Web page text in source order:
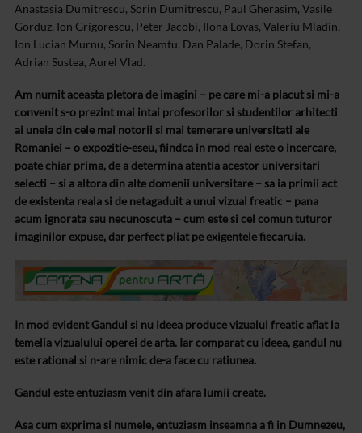
Anastasia Dumitrescu, Sorin Dumitrescu, Paul Gherasim, Vasile
Gorduz, Ion Grigorescu, Peter Jacobi, Ilona Lovas, Valeriu Mladin,
Ion Lucian Murnu, Sorin Neamtu, Dan Palade, Dorin Stefan,
Adrian Sustea, Aurel Vlad.
Am numit aceasta pletora de imagini – pe care mi-a placut si mi-a
convenit s-o prezint mai intai profesorilor si studentilor arhitecti
ai uneia din cele mai notorii si mai temerare universitati ale
Romaniei – o expozitie-eseu, fiindca in mod real este o incercare,
poate chiar prima, de a determina atentia acestor universitari
selecti – si a altora din alte domenii universitare – sa ia primii act
de existenta reala si de netagaduit a unui vizual freatic – pana
acum ignorata sau necunoscuta – cum este si cel comun tuturor
imaginilor expuse, dar perfect pliat pe exigentele fiecaruia.
In mod evident Gandul si nu ideea produce vizualul freatic aflat la
temelia vizualului operei de arta. Iar comparat cu ideea, gandul nu
este rational si n-are nimic de-a face cu ratiunea.
Gandul este entuziasm venit din afara lumii create.
Asa cum exprima si numele, entuziasm inseamna a fi in Dumnezeu,